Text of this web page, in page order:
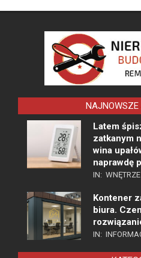
NAJNOWSZE
Latem
zatkanym
wina
naprawdę
IN:
Kontener
biura.
IN: